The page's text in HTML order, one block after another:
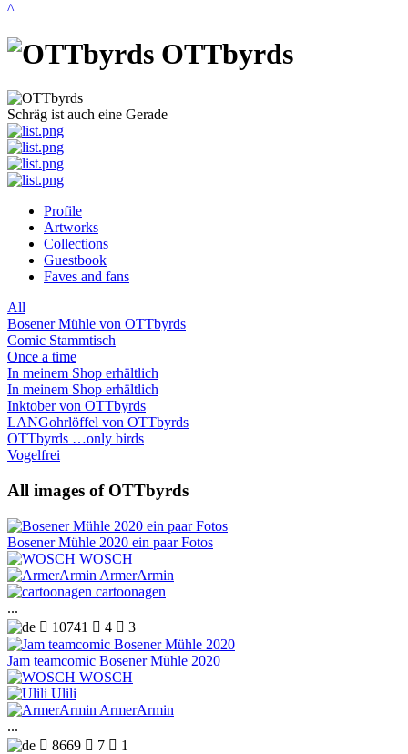
^
OTTbyrds
Schräg ist auch eine Gerade
Profile
Artworks
Collections
Guestbook
Faves and fans
All
Bosener Mühle von OTTbyrds
Comic Stammtisch
Once a time
In meinem Shop erhältlich
In meinem Shop erhältlich
Inktober von OTTbyrds
LANGohrlöffel von OTTbyrds
OTTbyrds …only birds
Vogelfrei
All images of OTTbyrds
Bosener Mühle 2020 ein paar Fotos
WOSCH
ArmerArmin
cartoonagen
...
 10741  4  3
Jam teamcomic Bosener Mühle 2020
WOSCH
Ulili
ArmerArmin
...
 8669  7  1